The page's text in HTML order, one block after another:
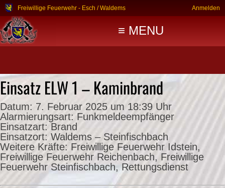
Freiwillige Feuerwehr - Esch / Waldems Anmelden
≡ MENU
Einsatz ELW 1 – Kaminbrand
Datum: 7. Februar 2025 um 18:39 Uhr
Alarmierungsart: Funkmeldeempfänger
Einsatzart: Brand
Einsatzort: Waldems – Steinfischbach
Weitere Kräfte: Freiwillige Feuerwehr Idstein,
Freiwillige Feuerwehr Reichenbach, Freiwillige
Feuerwehr Steinfischbach, Rettungsdienst